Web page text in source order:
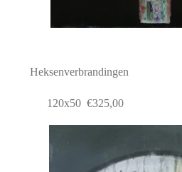
Heksenverbrandingen
120x50 €325,00